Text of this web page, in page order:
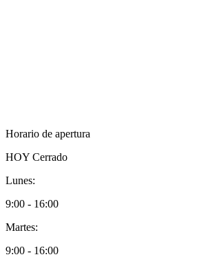
Horario de apertura
HOY Cerrado
Lunes:
9:00 - 16:00
Martes:
9:00 - 16:00